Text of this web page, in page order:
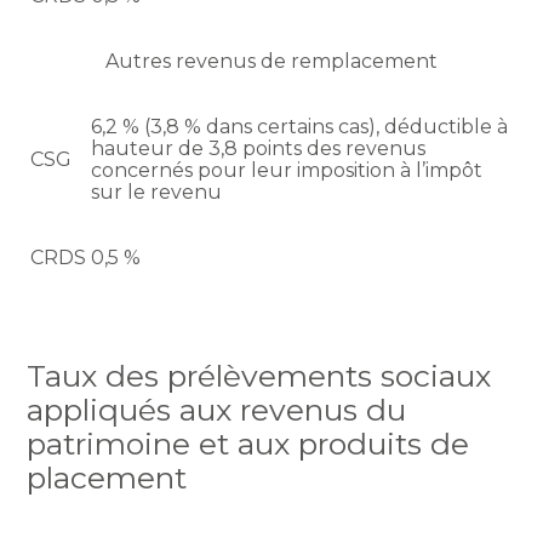
Autres revenus de remplacement
CSG
6,2 % (3,8 % dans certains cas), déductible à
hauteur de 3,8 points des revenus
concernés pour leur imposition à l’impôt
sur le revenu
CRDS 0,5 %
Taux des prélèvements sociaux
appliqués aux revenus du
patrimoine et aux produits de
placement